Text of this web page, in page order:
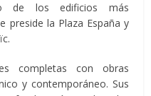
de los edificios más
preside la Plaza España y
completas con obras
y contemporáneo. Sus